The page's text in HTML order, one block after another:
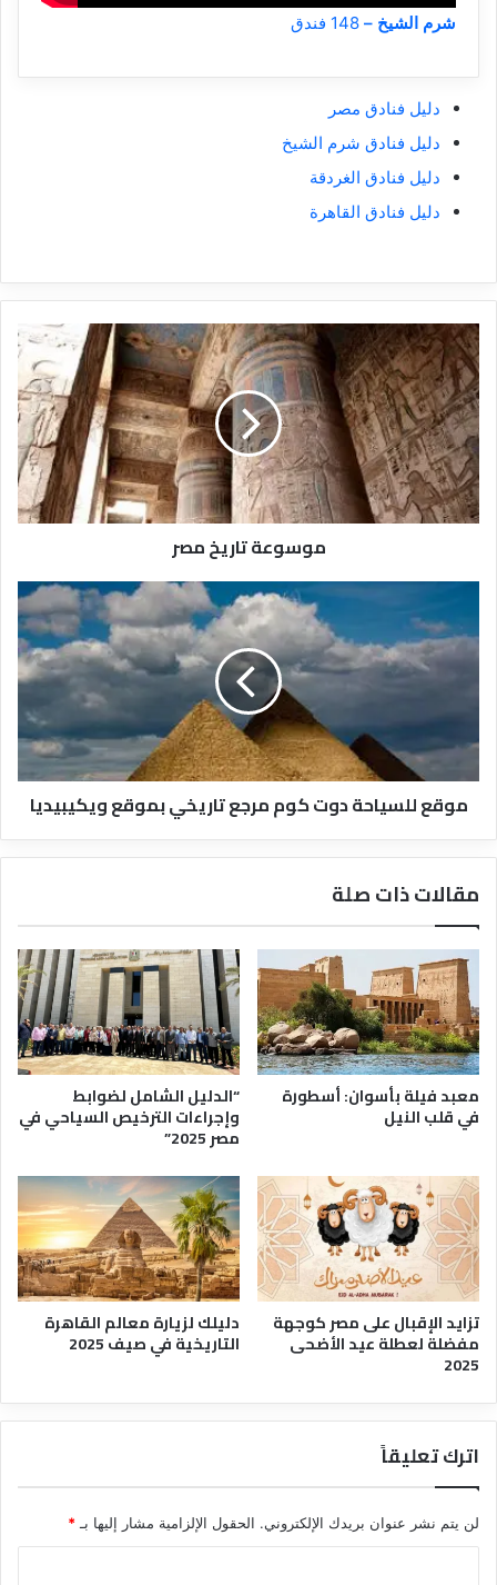
شرم الشيخ –
دليل فنادق مصر
دليل فنادق شرم الشيخ
دليل فنادق الغردقة
دليل فنادق القاهرة
موسوعة
تاريخ
مصر
موسوعة تاريخ مصر
دوت
كوم
ويكيبيديا
موقع للسياحة دوت كوم مرجع تاريخي بموقع ويكيبيديا
مقالات ذات صلة
معبد فيلة بأسوان: أسطورة
في قلب النيل
“الدليل الشامل لضوابط
وإجراءات الترخيص السياحي في
مصر 2025”
تزايد الإقبال على مصر كوجهة
مفضلة لعطلة عيد الأضحى
2025
دليلك لزيارة معالم القاهرة
التاريخية في صيف 2025
اترك تعليقاً
لن يتم نشر عنوان بريدك الإلكتروني. الحقول الإلزامية مشار إليها بـ *